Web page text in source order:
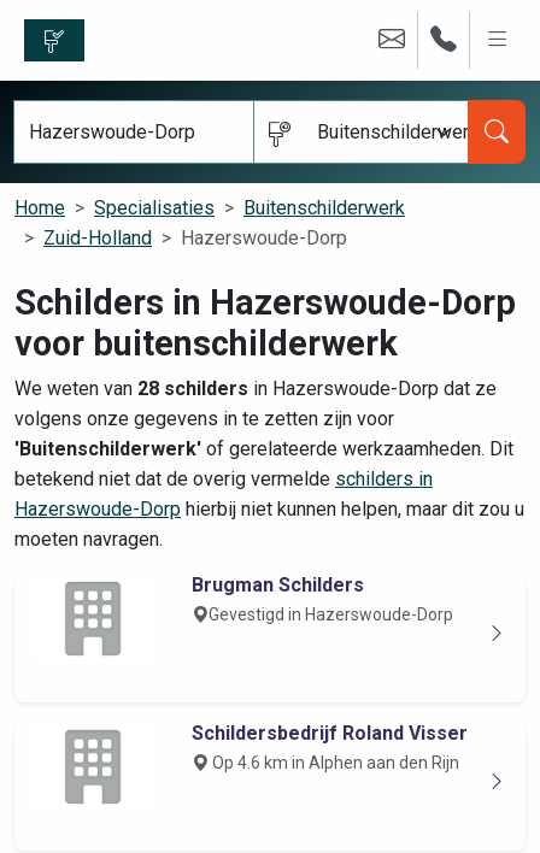
Buitenschilderwerk
Home Specialisaties
Buitenschilderwerk
Zuid-Holland
Hazerswoude-Dorp
Schilders in Hazerswoude-Dorp
voor buitenschilderwerk
We weten van 28 schilders in Hazerswoude-Dorp dat ze
volgens onze gegevens in te zetten zijn voor
'Buitenschilderwerk' of gerelateerde werkzaamheden. Dit
betekend niet dat de overig vermelde schilders in
Hazerswoude-Dorp hierbij niet kunnen helpen, maar dit zou u
moeten navragen.
Brugman Schilders
Gevestigd in Hazerswoude-Dorp
Schildersbedrijf Roland Visser
Op 4.6 km in Alphen aan den Rijn